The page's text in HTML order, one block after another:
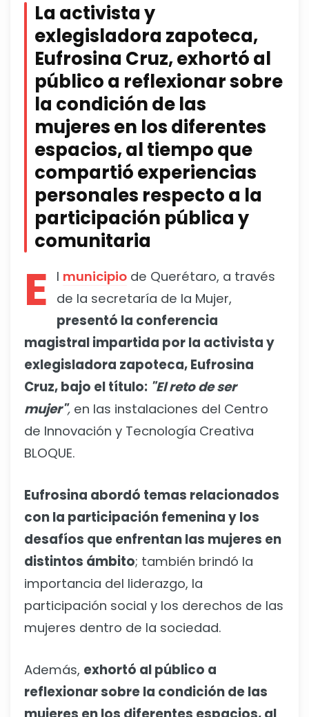
La activista y
exlegisladora zapoteca,
Eufrosina Cruz,exhortó al
público a reflexionar sobre
la condición de las
mujeres en los diferentes
espacios, al tiempo que
compartió experiencias
personales respecto a la
participación pública y
comunitaria
E l municipio de Querétaro, a través
de la secretaría de la Mujer,
presentó la conferencia
magistral impartida por la activista y
exlegisladora zapoteca, Eufrosina
Cruz, bajo el título: "El reto de ser
mujer", en las instalaciones del Centro
de Innovación y Tecnología Creativa
BLOQUE.
Eufrosina abordó temas relacionados
con la participación femenina y los
desafíos que enfrentan las mujeres en
distintos ámbito; también brindó la
importancia del liderazgo, la
participación social y los derechos de las
mujeres dentro de la sociedad.
Además, exhortó al público a
reflexionar sobre la condición de las